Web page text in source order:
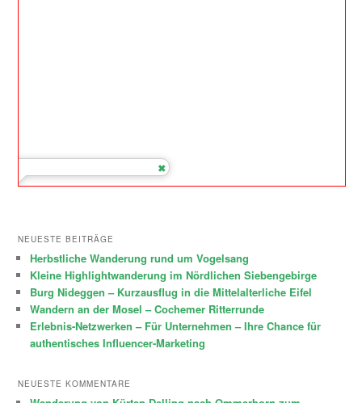
NEUESTE BEITRÄGE
Herbstliche Wanderung rund um Vogelsang
Kleine Highlightwanderung im Nördlichen Siebengebirge
Burg Nideggen – Kurzausflug in die Mittelalterliche Eifel
Wandern an der Mosel – Cochemer Ritterrunde
Erlebnis-Netzwerken – Für Unternehmen – Ihre Chance für
authentisches Influencer-Marketing
NEUESTE KOMMENTARE